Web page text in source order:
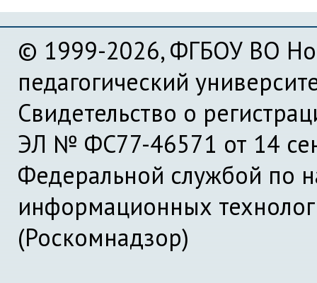
© 1999-2026, ФГБОУ ВО
педагогический
Свидетельство о
ЭЛ № ФС77-46571 от 14
Федеральной службой по
информационных
(Роскомнадзор)